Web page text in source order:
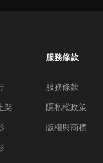
架
服務條款
服務條款
隱私權政策
版權與商標